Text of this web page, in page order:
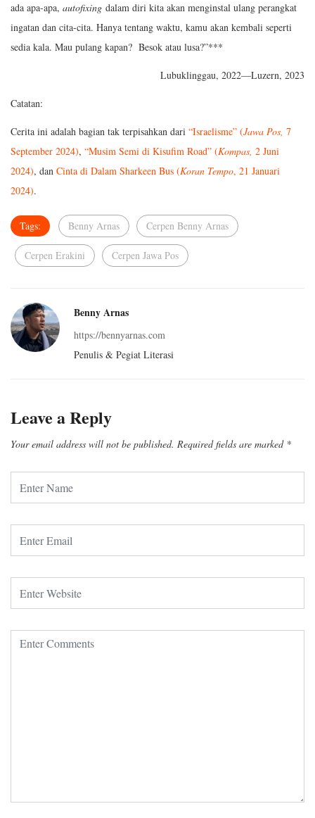
ada apa-apa, autofixing dalam diri kita akan menginstal ulang perangkat
ingatan dan cita-cita. Hanya tentang waktu, kamu akan kembali seperti
sedia kala. Mau pulang kapan? Besok atau lusa?”***
Lubuklinggau, 2022—Luzern, 2023
Catatan:
Cerita ini adalah bagian tak terpisahkan dari “Israelisme” (Jawa Pos, 7
September 2024), “Musim Semi di Kisufim Road” (Kompas, 2 Juni
2024), dan Cinta di Dalam Sharkeen Bus (Koran Tempo, 21 Januari
2024).
Tags: Benny Arnas Cerpen Benny Arnas
Cerpen Erakini Cerpen Jawa Pos
Benny Arnas
https://bennyarnas.com
Penulis & Pegiat Literasi
Leave a Reply
Your email address will not be published. Required fields are marked *